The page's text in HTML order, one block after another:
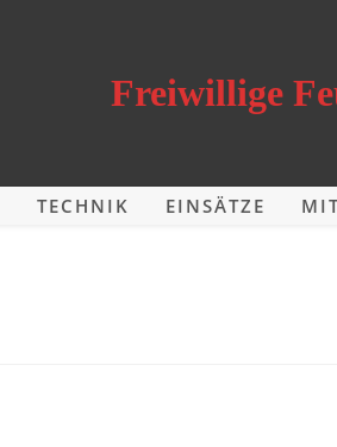
Freiwillige
TECHNIK EINSÄTZE